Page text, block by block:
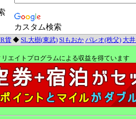
カスタム検索
貨◆ SL大樹(東武) Slもおか パレオ(秩父) 大
エイトプログラムによる収益を得ています